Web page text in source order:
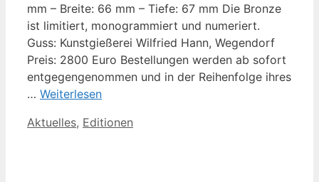
mm – Breite: 66 mm – Tiefe: 67 mm Die Bronze
ist limitiert, monogrammiert und numeriert.
Guss: Kunstgießerei Wilfried Hann, Wegendorf
Preis: 2800 Euro Bestellungen werden ab sofort
entgegengenommen und in der Reihenfolge ihres
… Weiterlesen
Kategorien
Aktuelles, Editionen